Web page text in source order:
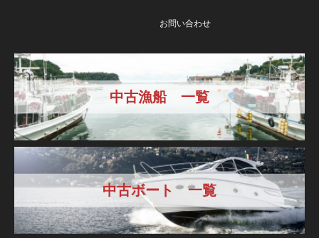
お問い合わせ
中古漁船 一覧
中古ボート 一覧